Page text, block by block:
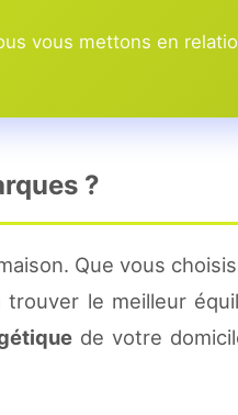
vous mettons en
?
Que vous
trouver le meilleur
de votre